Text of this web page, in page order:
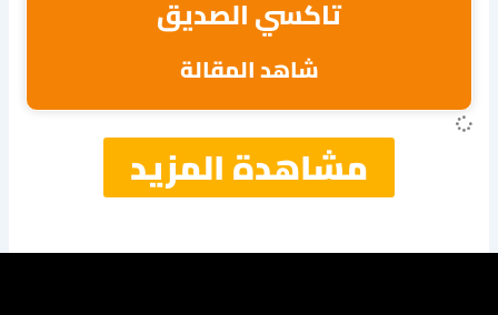
تاكسي الصديق
شاهد المقالة
مشاهدة المزيد